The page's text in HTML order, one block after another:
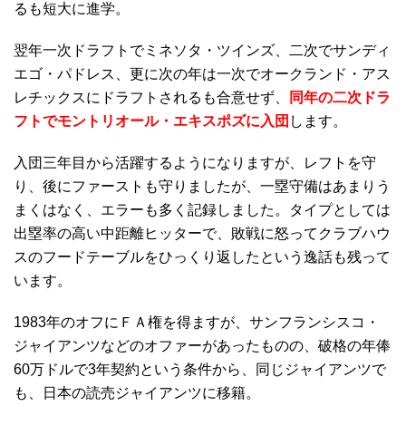
るも短大に進学。
翌年一次ドラフトでミネソタ・ツインズ、二次でサンディ
エゴ・パドレス、更に次の年は一次でオークランド・アス
レチックスにドラフトされるも合意せず、
同年の二次ドラ
フトでモントリオール・エキスポズに入団 します。
入団三年目から活躍するようになりますが、レフトを守
り、後にファーストも守りましたが、一塁守備はあまりう
まくはなく、エラーも多く記録しました。タイプとしては
出塁率の高い中距離ヒッターで、敗戦に怒ってクラブハウ
スのフードテーブルをひっくり返したという逸話も残って
います。
1983年のオフにＦＡ権を得ますが、サンフランシスコ・
ジャイアンツなどのオファーがあったものの、破格の年俸
60万ドルで3年契約という条件から、同じジャイアンツで
も、日本の読売ジャイアンツに移籍。